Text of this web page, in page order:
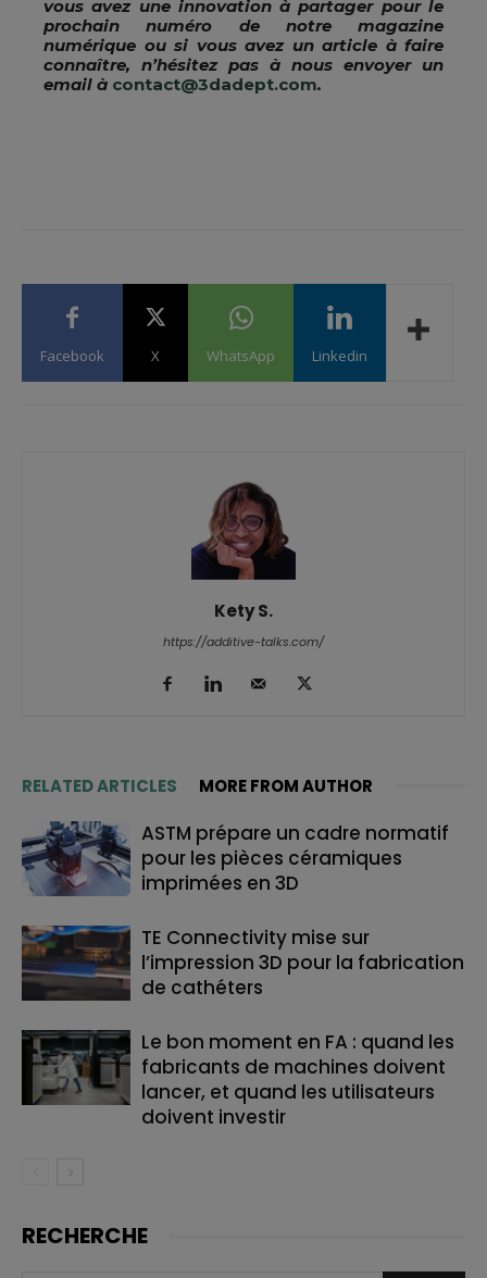
vous avez une innovation à partager pour le
prochain numéro de notre magazine
numérique ou si vous avez un article à faire
connaître, n’hésitez pas à nous envoyer un
email à contact@3dadept.com.
Facebook X WhatsApp Linkedin
Kety S.
https://additive-talks.com/
RELATED ARTICLES MORE FROM AUTHOR
ASTM prépare un cadre normatif
pour les pièces céramiques
imprimées en 3D
TE Connectivity mise sur
l’impression 3D pour la fabrication
de cathéters
Le bon moment en FA : quand les
fabricants de machines doivent
lancer, et quand les utilisateurs
doivent investir
RECHERCHE